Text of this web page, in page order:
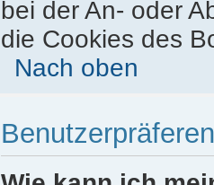
bei der An- oder
die Cookies des
Nach oben